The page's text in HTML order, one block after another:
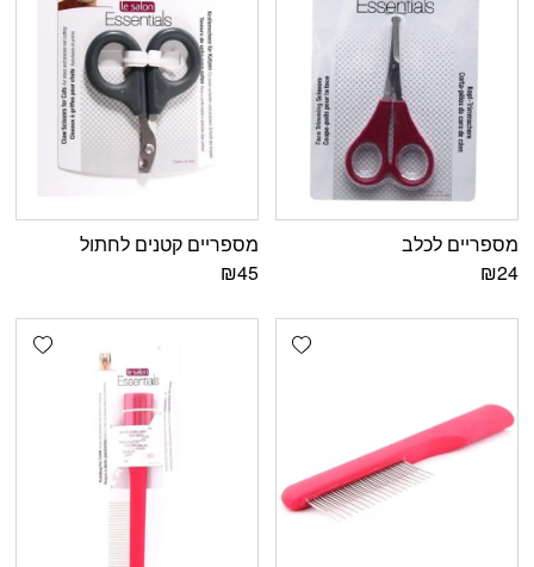
מספריים לכלב
₪24
מספריים קטנים לחתול
₪45
Add wishlist